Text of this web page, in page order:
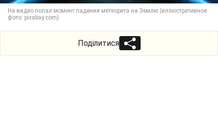
На видео попал момент падения метеорита на Землю (иллюстративное
фото: pixabay.com)
Поділитися